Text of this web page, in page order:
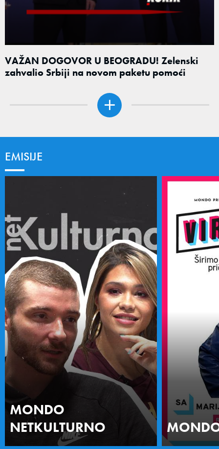
VAŽAN DOGOVOR U BEOGRADU! Zelenski
zahvalio Srbiji na novom paketu pomoći
EMISIJE
MONDO
NETKULTURNO